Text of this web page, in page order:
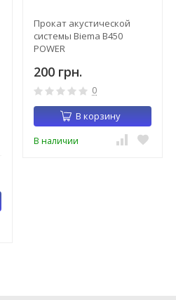
Прокат акустической
системы Biema B450
POWER
200 грн.
0
В корзину
В наличии